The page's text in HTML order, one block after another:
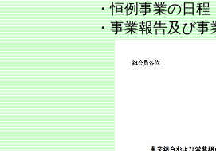
・恒例事業の日程
・事業報告及び事